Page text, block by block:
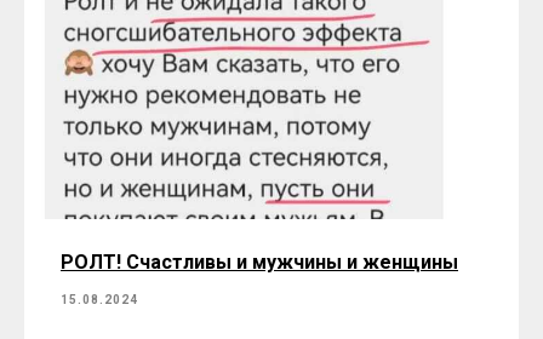
РОЛТ! Счастливы и мужчины и женщины
15.08.2024